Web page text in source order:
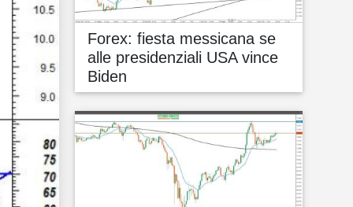
Forex: fiesta messicana se
alle presidenziali USA vince
Biden